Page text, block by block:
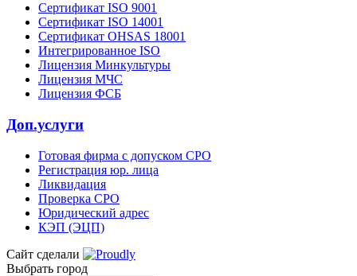
Сертификат ISO 9001
Сертификат ISO 14001
Сертификат OHSAS 18001
Интегрированное ISO
Лицензия Минкультуры
Лицензия МЧС
Лицензия ФСБ
Доп.услуги
Готовая фирма с допуском СРО
Регистрация юр. лица
Ликвидация
Проверка СРО
Юридический адрес
КЭП (ЭЦП)
Сайт сделали
Выбрать город